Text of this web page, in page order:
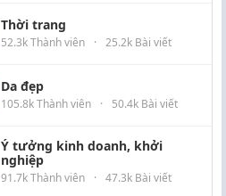
Thời trang
52.3k Thành viên · 25.2k Bài viết
Da đẹp
105.8k Thành viên · 50.4k Bài viết
Ý tưởng kinh doanh, khởi
nghiệp
91.7k Thành viên · 47.3k Bài viết